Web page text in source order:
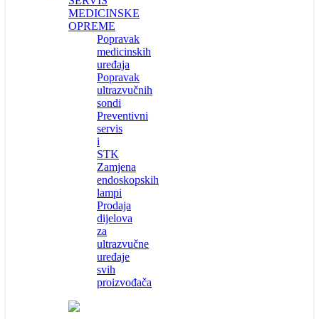
MEDICINSKE
OPREME
Popravak
medicinskih
uređaja
Popravak
ultrazvučnih
sondi
Preventivni
servis
i
STK
Zamjena
endoskopskih
lampi
Prodaja
dijelova
za
ultrazvučne
uređaje
svih
proizvođača